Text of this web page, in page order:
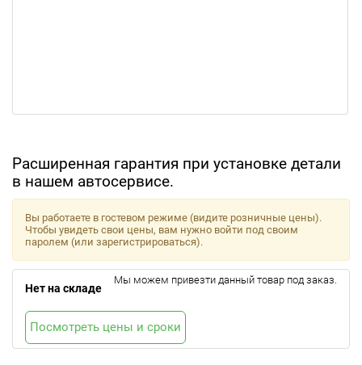
Расширенная гарантия при установке детали
в нашем автосервисе.
Вы работаете в гостевом режиме (видите розничные цены).
Чтобы увидеть свои цены, вам нужно войти под своим
паролем (или зарегистрироваться).
Нет на складе
Мы можем привезти данный товар под заказ.
Посмотреть цены и сроки